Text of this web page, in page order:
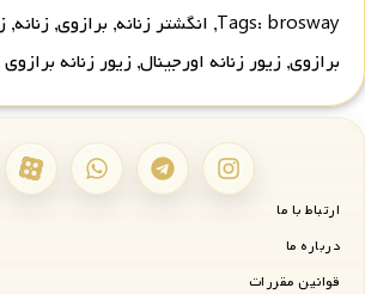
Tags: brosway
, انگشتر زنانه, برازوی, زنانه,
برازوی, زیور زنانه اورجینال, زیور زنانه برازوی
ارتباط با ما
درباره ما
قوانین مقررات